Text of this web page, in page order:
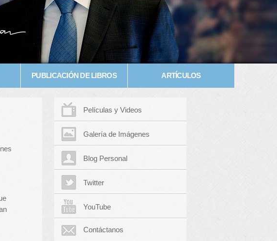
PUBLICACIÓN DE LIBROS ARTÍCULOS
Películas y Videos
Galería de Imágenes
Blog Personal
Twitter
YouTube
Contáctanos